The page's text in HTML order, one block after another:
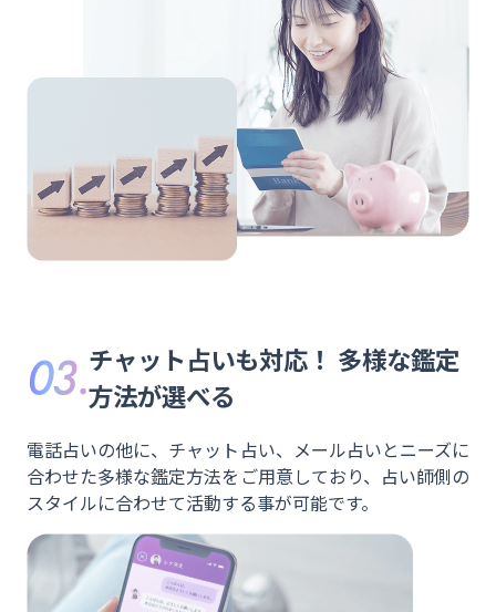
今
す
ぐ
応
募
チャット占いも対応！ 多様な鑑定
方法が選べる
電話占いの他に、チャット占い、メール占いとニーズに
合わせた多様な鑑定方法をご用意しており、占い師側の
スタイルに合わせて活動する事が可能です。